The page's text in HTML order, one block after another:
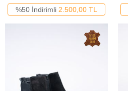
%50 İndirimli 2.500,00 TL